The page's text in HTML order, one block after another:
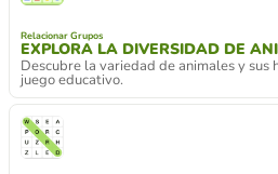
Relacionar Grupos
EXPLORA LA DIVERSIDAD DE
Descubre la variedad de animales y sus
juego educativo.